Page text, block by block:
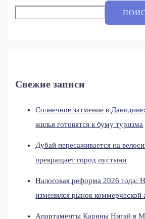
Свежие записи
Солнечное затмение в
жилья готовятся к буму туризма
Дубай пересаживается на
превращает город пустыни
Налоговая реформа 2026
изменился рынок коммерческой
Апартаменты Карины Нигай в